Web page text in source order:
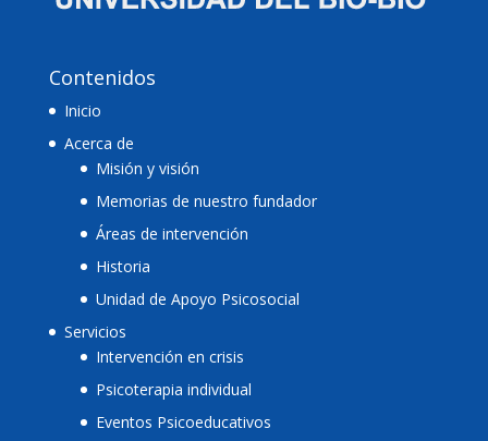
Contenidos
Inicio
Acerca de
Misión y visión
Memorias de nuestro fundador
Áreas de intervención
Historia
Unidad de Apoyo Psicosocial
Servicios
Intervención en crisis
Psicoterapia individual
Eventos Psicoeducativos